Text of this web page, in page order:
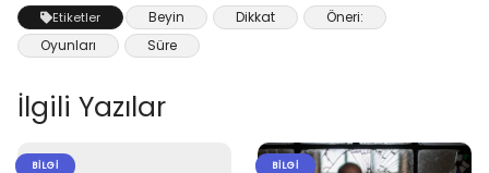
Etiketler Beyin Dikkat
Öneri:
Oyunları
Süre
İlgili Yazılar
BILGI BILGI